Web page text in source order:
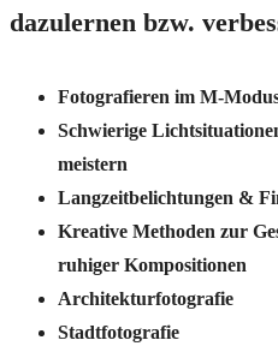
dazulernen bzw.
Fotografieren im M-
Schwierige
meistern
Langzeitbelichtungen &
Kreative Methoden zur
ruhiger Kompositionen
Architekturfotografie
Stadtfotografie